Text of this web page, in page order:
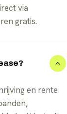
via
gratis.
en rente